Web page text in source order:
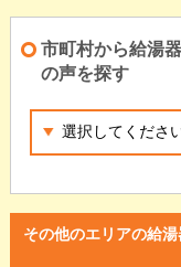
市町村から給湯
の声を探す
その他のエリアの給